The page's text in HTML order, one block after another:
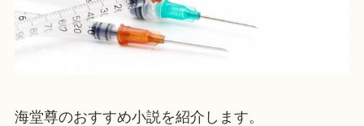
海堂尊のおすすめ小説を紹介します。